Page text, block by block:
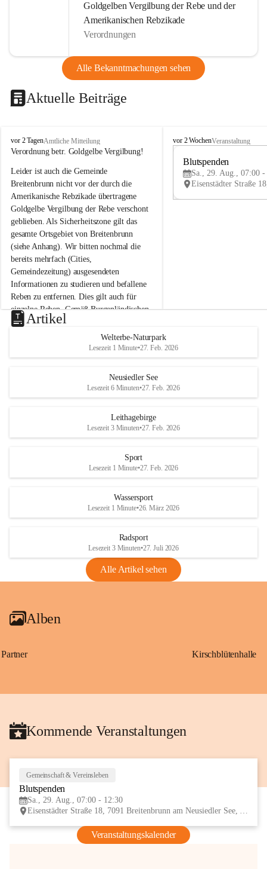
Goldgelben Vergilbung der Rebe und der
Amerikanischen Rebzikade
Verordnungen
Alle Bekanntmachungen sehen
Aktuelle Beiträge
B
r
i
t
e
n
b
r
u
n
n
a
m
N
e
u
s
d
S
vor 2 TagenAmtliche Mitteilung
Verordnung betr. Goldgelbe Vergilbung!
Leider ist auch die Gemeinde
Breitenbrunn nicht vor der durch die
Amerikanische Rebzikade übertragene
Goldgelbe Vergilbung der Rebe verschont
geblieben. Als Sicherheitszone gilt das
gesamte Ortsgebiet von Breitenbrunn
(siehe Anhang). Wir bitten nochmal die
bereits mehrfach (Cities,
Gemeindezeitung) ausgesendeten
Informationen zu studieren und befallene
Reben zu entfernen. Dies gilt auch für
einzelne Reben. Gemäß Burgenländischen
Weinbaugesetz sind nicht gepflegte oder
unzulässige Weingärten zu roden! Bitte
helfen wir zusammen um unsere Winzer
vor den prognostizierten Ernteausfällen
und den daraus folgenden wirtschaftlichen
Maßnahmen zur Bekämpfung
Rebe und der Amerikanischen
Anhang VBl. EU Nr. 18
1 Seite•1,4 MB
VBl. EU Nr. 18_2026
B
e
u
e
d
r
S
vor 2 WochenVeranstaltung
Blutspenden
Sa., 29. Aug., 07:00 -
Artikel
Welterbe-Naturpark
Lesezeit 1 Minute•27. Feb. 2026
Neusiedler See
Lesezeit 6 Minuten•27. Feb. 2026
Leithagebirge
Lesezeit 3 Minuten•27. Feb. 2026
Sport
Lesezeit 1 Minute•27. Feb. 2026
Wassersport
Lesezeit 1 Minute•26. März 2026
Radsport
Lesezeit 3 Minuten•27. Juli 2026
Alle Artikel sehen
Alben
Partner Kirschblütenhalle
Kommende Veranstaltungen
Gemeinschaft & Vereinsleben
Blutspenden
Sa., 29. Aug., 07:00 - 12:30
Eisenstädter Straße 18, 7091 Breitenbrunn am Neusiedler See, AUT
Veranstaltungskalender